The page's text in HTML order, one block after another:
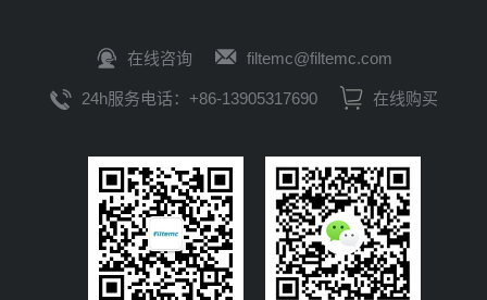
在线咨询 filtemc@filtemc.com
24h服务电话：+86-13905317690 在线购买